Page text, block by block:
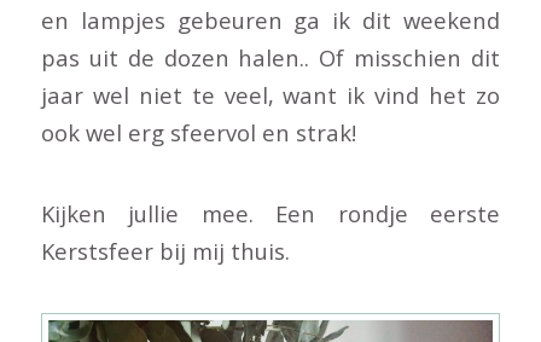
en lampjes gebeuren ga ik dit weekend
pas uit de dozen halen.. Of misschien dit
jaar wel niet te veel, want ik vind het zo
ook wel erg sfeervol en strak!
Kijken jullie mee. Een rondje eerste
Kerstsfeer bij mij thuis.